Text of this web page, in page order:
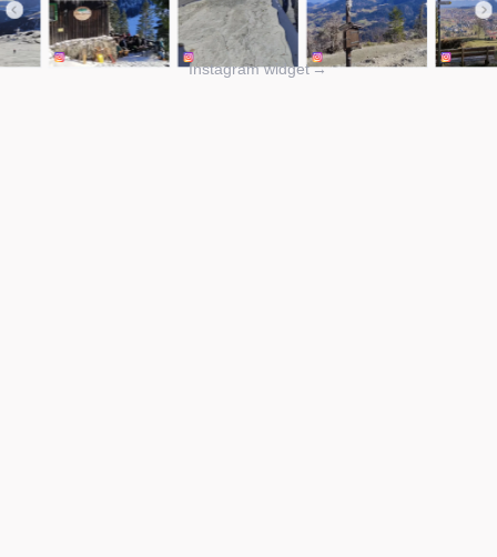
Instagram widget→